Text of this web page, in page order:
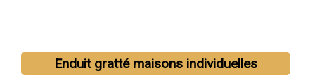
Nous intervenons aussi dans les villes suivantes :Saint-Dizier,
Chaumont,Langres,Nogent,Joinville,Wassy ,Chalindrey,
Bourbonne-les-Bains,Val-de-Meuse,Montier-en-Der
Enduit gratté maisons individuelles